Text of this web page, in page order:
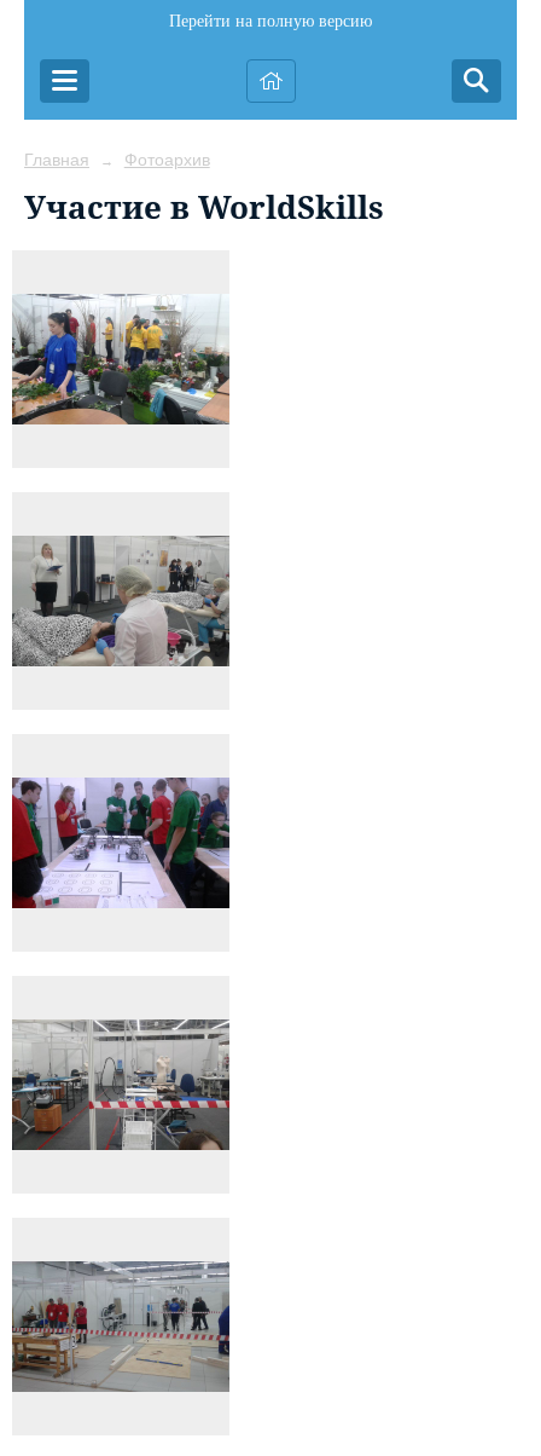
Перейти на полную версию
Главная → Фотоархив
Участие в WorldSkills